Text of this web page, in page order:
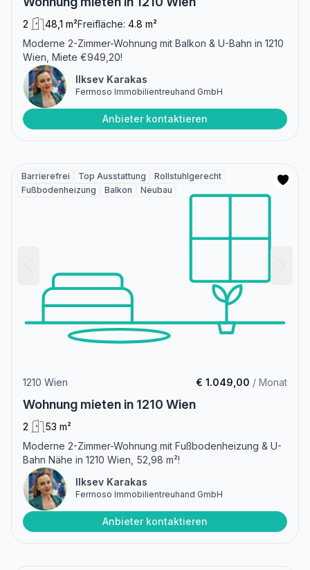
2 48,1 m²Freifläche: 4.8 m²
Moderne 2-Zimmer-Wohnung mit Balkon & U-Bahn in 1210
Wien, Miete €949,20!
Ilksev Karakas
Fermoso Immobilientreuhand GmbH
Anbieter kontaktieren
Barrierefrei Top Ausstattung
Rollstuhlgerecht
Fußbodenheizung
Balkon Neubau
1210 Wien € 1.049,00 / Monat
Wohnung mieten in 1210 Wien
2
53 m²
Moderne 2-Zimmer-Wohnung mit Fußbodenheizung & U-
Bahn Nähe in 1210 Wien, 52,98 m²!
Ilksev Karakas
Fermoso Immobilientreuhand GmbH
Anbieter kontaktieren